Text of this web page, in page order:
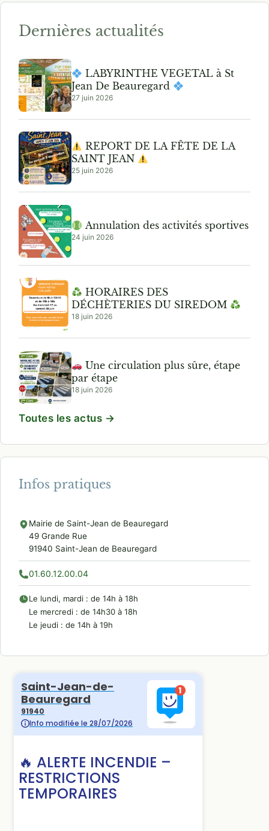
Dernières actualités
LABYRINTHE VEGETAL à St
Jean De Beauregard
27 juin 2026
REPORT DE LA FÊTE DE LA
SAINT JEAN
25 juin 2026
Annulation des activités sportives
24 juin 2026
HORAIRES DES
DÉCHÈTERIES DU SIREDOM
18 juin 2026
Une circulation plus sûre, étape
par étape
18 juin 2026
Toutes les actus →
Infos pratiques
Mairie de Saint-Jean de Beauregard
49 Grande Rue
91940 Saint-Jean de Beauregard
01.60.12.00.04
Le lundi, mardi : de 14h à 18h
Le mercredi : de 14h30 à 18h
Le jeudi : de 14h à 19h